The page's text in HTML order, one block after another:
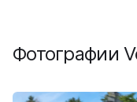
Фотографии